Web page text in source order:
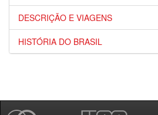
DESCRIÇÃO E VIAGENS
HISTÓRIA DO BRASIL